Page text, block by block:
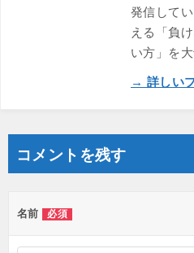
発信して
える「負
い方」を
→ 詳しい
コメントを残す
名前 必須